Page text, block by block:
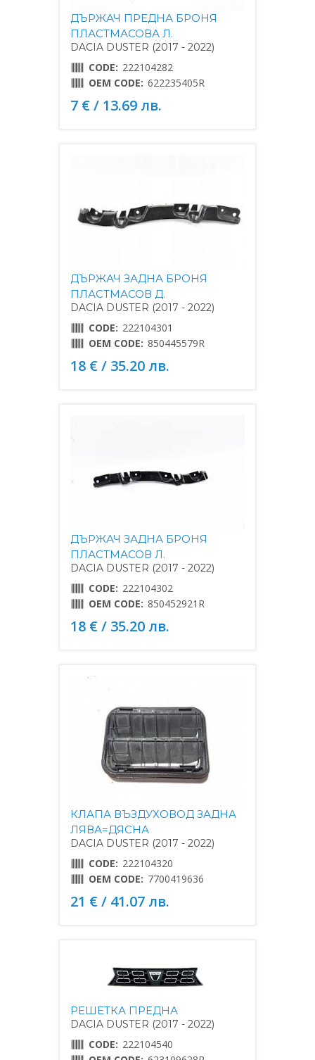
ДЪРЖАЧ ПРЕДНА БРОНЯ
ПЛАСТМАСОВА Л.
DACIA DUSTER (2017 - 2022)
CODE: 222104282
OEM CODE: 622235405R
7 € / 13.69 лв.
ДЪРЖАЧ ЗАДНА БРОНЯ
ПЛАСТМАСОВ Д.
DACIA DUSTER (2017 - 2022)
CODE: 222104301
OEM CODE: 850445579R
18 € / 35.20 лв.
ДЪРЖАЧ ЗАДНА БРОНЯ
ПЛАСТМАСОВ Л.
DACIA DUSTER (2017 - 2022)
CODE: 222104302
OEM CODE: 850452921R
18 € / 35.20 лв.
КЛАПА ВЪЗДУХОВОД ЗАДНА
ЛЯВА=ДЯСНА
DACIA DUSTER (2017 - 2022)
CODE: 222104320
OEM CODE: 7700419636
21 € / 41.07 лв.
РЕШЕТКА ПРЕДНА
DACIA DUSTER (2017 - 2022)
CODE: 222104540